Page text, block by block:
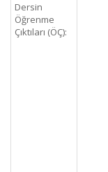
Dersin
Öğrenme
Çıktıları (ÖÇ):